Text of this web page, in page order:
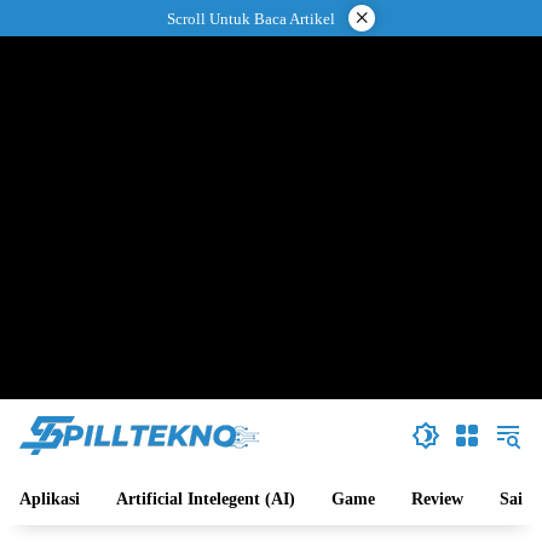
ke
Scroll Untuk Baca Artikel ×
Aplikasi Artificial Intelegent (AI) Game Review Sains